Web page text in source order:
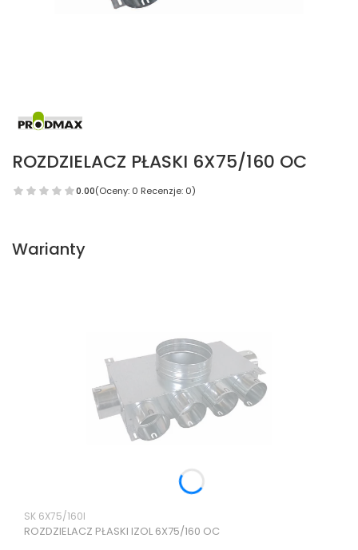
ROZDZIELACZ PŁASKI 6X75/160 OC
0.00(Oceny: 0 Recenzje: 0)
Warianty
Kod produktu
SK 6X75/160I
ROZDZIELACZ PŁASKI IZOL 6X75/160 OC